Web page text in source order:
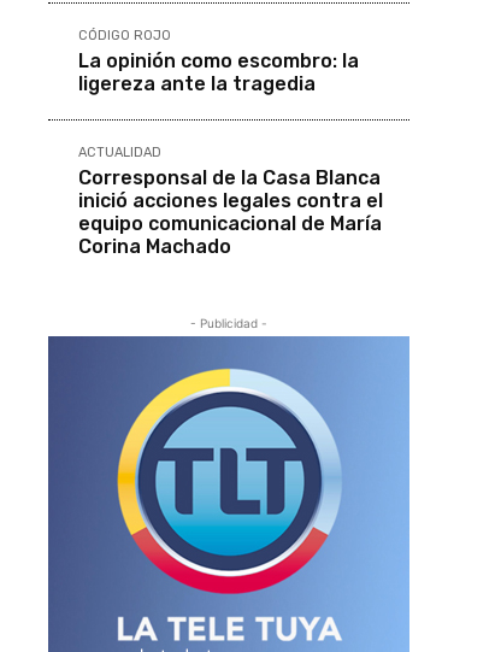
CÓDIGO ROJO
La opinión como escombro: la
ligereza ante la tragedia
ACTUALIDAD
Corresponsal de la Casa Blanca
inició acciones legales contra el
equipo comunicacional de María
Corina Machado
- Publicidad -